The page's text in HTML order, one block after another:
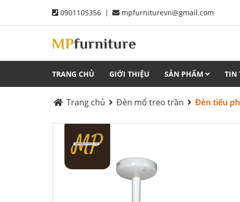
0901105356 | mpfurniturevn@gmail.com
TRANG CHỦ GIỚI THIỆU SẢN PHẨM TIN
Trang chủ Đèn mổ treo trần Đèn tiểu